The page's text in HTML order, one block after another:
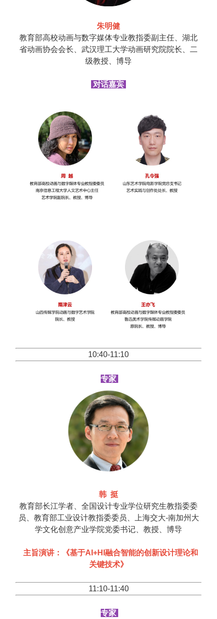
朱明健
教育部高校动画与数字媒体专业教指委副主任、湖北
省动画协会会长、武汉理工大学动画研究院院长、二
级教授、博导
对话嘉宾
10:40-11:10
专家
韩 挺
教育部长江学者、全国设计专业学位研究生教指委委
员、教育部工业设计教指委委员、上海交大-南加州大
学文化创意产业学院党委书记、教授、博导
主旨演讲：《基于AI+HI融合智能的创新设计理论和
关键技术》
11:10-11:40
专家